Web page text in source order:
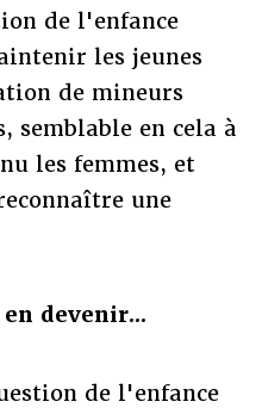
de l'enfance
les jeunes
de mineurs
semblable en cela à
les femmes, et
une
devenir...
de l'enfance